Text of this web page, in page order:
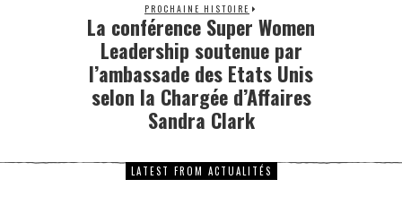
PROCHAINE HISTOIRE
La conférence Super Women
Leadership soutenue par
l’ambassade des Etats Unis
selon la Chargée d’Affaires
Sandra Clark
LATEST FROM ACTUALITÉS